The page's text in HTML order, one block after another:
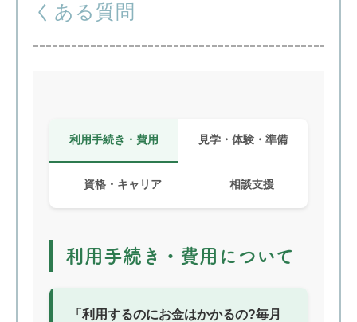
くある質問
利用手続き・費用 見学・体験・準備
資格・キャリア 相談支援
利用手続き・費用について
「利用するのにお金はかかるの?毎月